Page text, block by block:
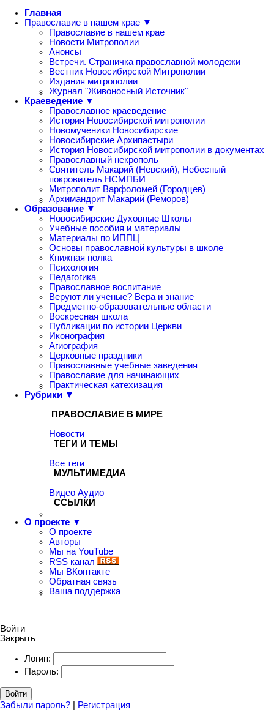
Главная
Православие в нашем крае ▼
Православие в нашем крае
Новости Митрополии
Анонсы
Встречи. Страничка православной молодежи
Вестник Новосибирской Митрополии
Издания митрополии
Журнал "Живоносный Источник"
Краеведение ▼
Православное краеведение
История Новосибирской митрополии
Новомученики Новосибирские
Новосибирские Архипастыри
История Новосибирской митрополии в документах
Православный некрополь
Святитель Макарий (Невский), Небесный
покровитель НСМПБИ
Митрополит Варфоломей (Городцев)
Архимандрит Макарий (Реморов)
Образование ▼
Новосибирские Духовные Школы
Учебные пособия и материалы
Материалы по ИППЦ
Основы православной культуры в школе
Книжная полка
Психология
Педагогика
Православное воспитание
Веруют ли ученые? Вера и знание
Предметно-образовательные области
Воскресная школа
Публикации по истории Церкви
Иконография
Агиография
Церковные праздники
Православные учебные заведения
Православие для начинающих
Практическая катехизация
Рубрики ▼
ПРАВОСЛАВИЕ В МИРЕ
Новости
ТЕГИ И ТЕМЫ
Все теги
МУЛЬТИМЕДИА
Видео Аудио
ССЫЛКИ
О проекте ▼
О проекте
Авторы
Мы на YouTube
RSS канал
Мы ВКонтакте
Обратная связь
Ваша поддержка
Войти
Закрыть
Логин:
Пароль:
Войти
Забыли пароль? | Регистрация